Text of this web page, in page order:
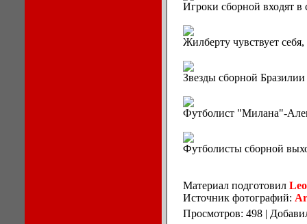
Игроки сборной входят в
Жилберту чувствует
Звезды сборной
Футболист "Милана"-
Футболисты сборной
Материал подготовил
Источник фотографий:
Просмотров: 498 |